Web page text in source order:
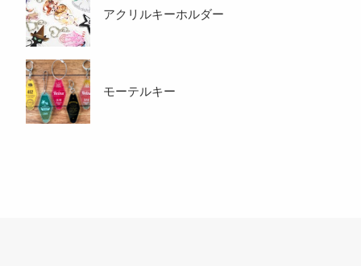
アクリルキーホルダー
モーテルキー